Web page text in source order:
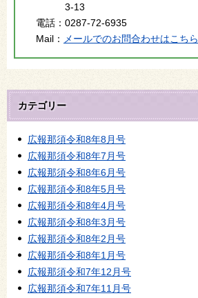
3-13
電話： 0287-72-6935
Mail：
メールでのお問合わせはこちら
カテゴリー
広報那須令和8年8月号
広報那須令和8年7月号
広報那須令和8年6月号
広報那須令和8年5月号
広報那須令和8年4月号
広報那須令和8年3月号
広報那須令和8年2月号
広報那須令和8年1月号
広報那須令和7年12月号
広報那須令和7年11月号